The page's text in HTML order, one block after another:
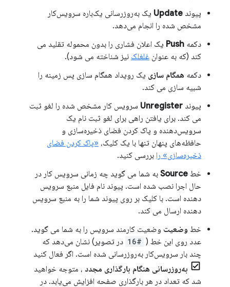
پیوند Update یک به‌روزرسانی یک‌باره سرویس‌کار
مشخص شده را انجام می‌دهد.
دکمه Push یک اعلان فشاری را بدون محموله تقلید می
کند (که به عنوان غلغلک نیز شناخته می شود).
دکمه همگام سازی یک رویداد همگام سازی پس زمینه را
شبیه سازی می کند.
پیوند Unregister سرویس کار مشخص شده را لغو ثبت
می کند. برای یافتن راهی برای لغو ثبت نام یک
سرویس‌دهنده و پاک کردن فضای ذخیره‌سازی و
حافظه‌های پنهان تنها با یک کلیک، «پاک کردن فضای
ذخیره‌سازی» را بررسی کنید.
خط Source به شما می گوید چه زمانی سرویس کار در
حال اجرا نصب شده است. پیوند نام فایل منبع سرویس
دهنده است. با کلیک بر روی پیوند شما را به منبع سرویس
دهنده ارسال می کند.
خط وضعیت وضعیت کارمند سرویس را به شما می گوید.
عدد روی این خط ( #16
در تصویر) نشان می‌دهد که
چند بار سرویس‌کار به‌روزرسانی شده است. اگر فعال کنید
به‌روزرسانی هنگام بارگذاری مجدد ، متوجه خواهید
شد که تعداد در هر بارگذاری صفحه افزایش می‌یابد. در